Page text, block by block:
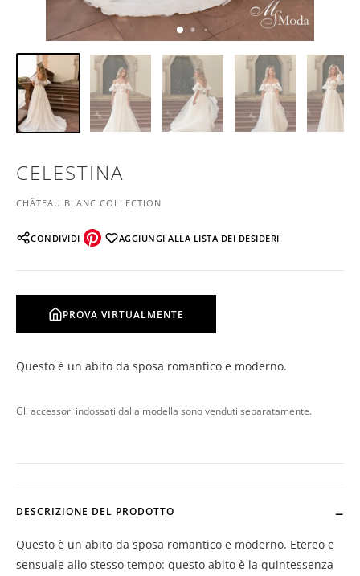
CELESTINA
CHÂTEAU BLANC COLLECTION
CONDIVIDI AGGIUNGI ALLA LISTA DEI DESIDERI
PROVA VIRTUALMENTE
Questo è un abito da sposa romantico e moderno.
Gli accessori indossati dalla modella sono venduti separatamente.
DESCRIZIONE DEL PRODOTTO
Questo è un abito da sposa romantico e moderno. Etereo e
sensuale allo stesso tempo: questo abito è la quintessenza